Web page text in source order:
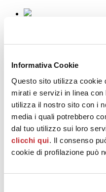
Informativa Cookie
Questo sito utilizza cookie
mirati e servizi in linea
utilizza il nostro sito con i
media i quali potrebbero
dal tuo utilizzo sui loro
clicchi qui. Il consenso
cookie di profilazione può
News
aziende